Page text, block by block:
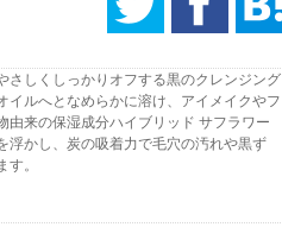
さしくしっかりオフする黒のクレンジング
イルへとなめらかに溶け、アイメイクやフ
由来の保湿成分ハイブリッド サフラワー
浮かし、炭の吸着力で毛穴の汚れや黒ず
。